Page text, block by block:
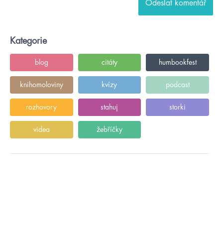
Kategorie
blog citáty humbookfest
knihomoloviny kvízy podcast
rozhovory stahuj storki
videa žebříčky